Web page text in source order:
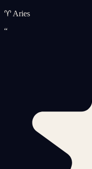
♈ Aries
“